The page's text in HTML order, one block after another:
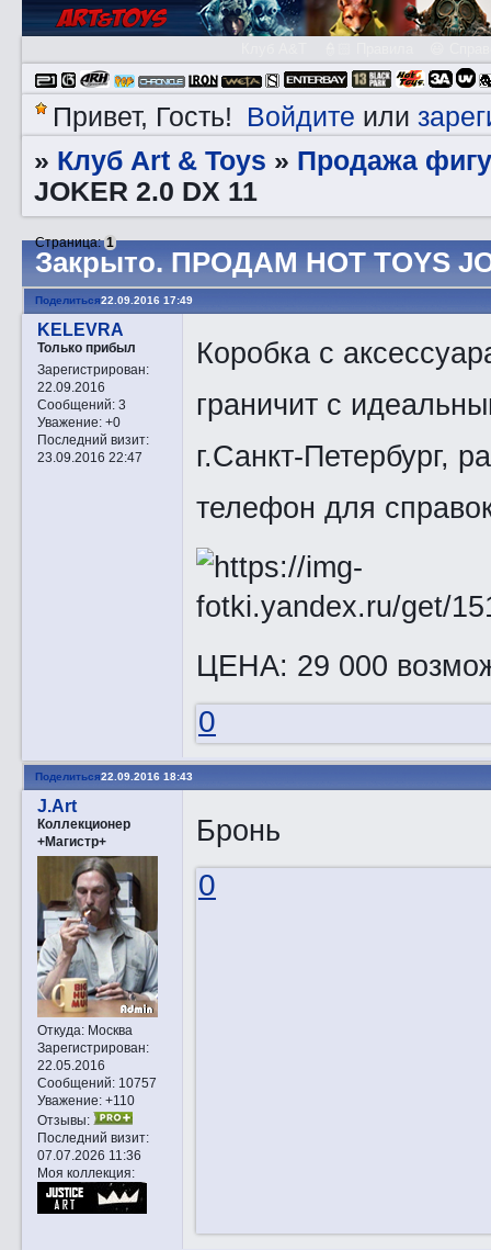
Привет, Гость! Войдите или
» Клуб Art & Toys » Продажа
JOKER 2.0 DX 11
Закрытo. ПРОДАМ HOT TOYS
Страница:1
Поделиться22.09.2016 17:49
KELEVRA
Только прибыл
Зарегистрирован:
22.09.2016
Сообщений:3
Уважение: +0
Последний визит:
23.09.2016 22:47
Коробка с
граничит с
г.Санкт-Петербург,
телефон для
ЦЕНА: 29 000
0
Поделиться22.09.2016 18:43
J.Art
Коллекционер
+Магистр+
Откуда:Москва
Зарегистрирован:
22.05.2016
Сообщений:10757
Уважение: +110
Отзывы:
Последний визит:
07.07.2026 11:36
Моя коллекция:
Бронь
0